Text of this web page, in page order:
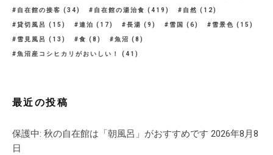
自在館の接客 (34) 自在館の湯治食 (419) 自然 (12)
貸切風呂 (15) 連泊 (17) 長湯 (9) 雪国 (6) 雪景色 (15)
雪見風呂 (13) 食 (8) 魚沼 (8)
魚沼産コシヒカリがおいしい！ (41)
最近の投稿
保護中: 秋の自在館は「朝風呂」がおすすめです 2026年8月8
日